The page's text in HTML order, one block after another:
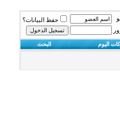
حفظ البيانات؟
اليوم البحث